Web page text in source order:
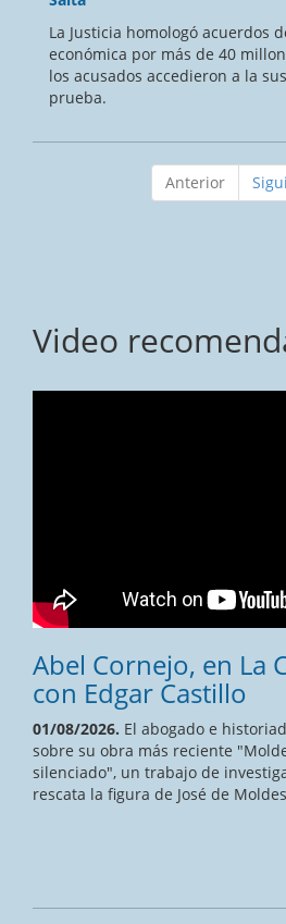
La Justicia homologó acuerdos
económica por más de 40
los acusados accedieron a la
prueba.
Anterior
Video
Abel Cornejo, en La
con Edgar Castillo
01/08/2026. El abogado e
sobre su obra más reciente
silenciado", un trabajo de
rescata la figura de José de Moldes